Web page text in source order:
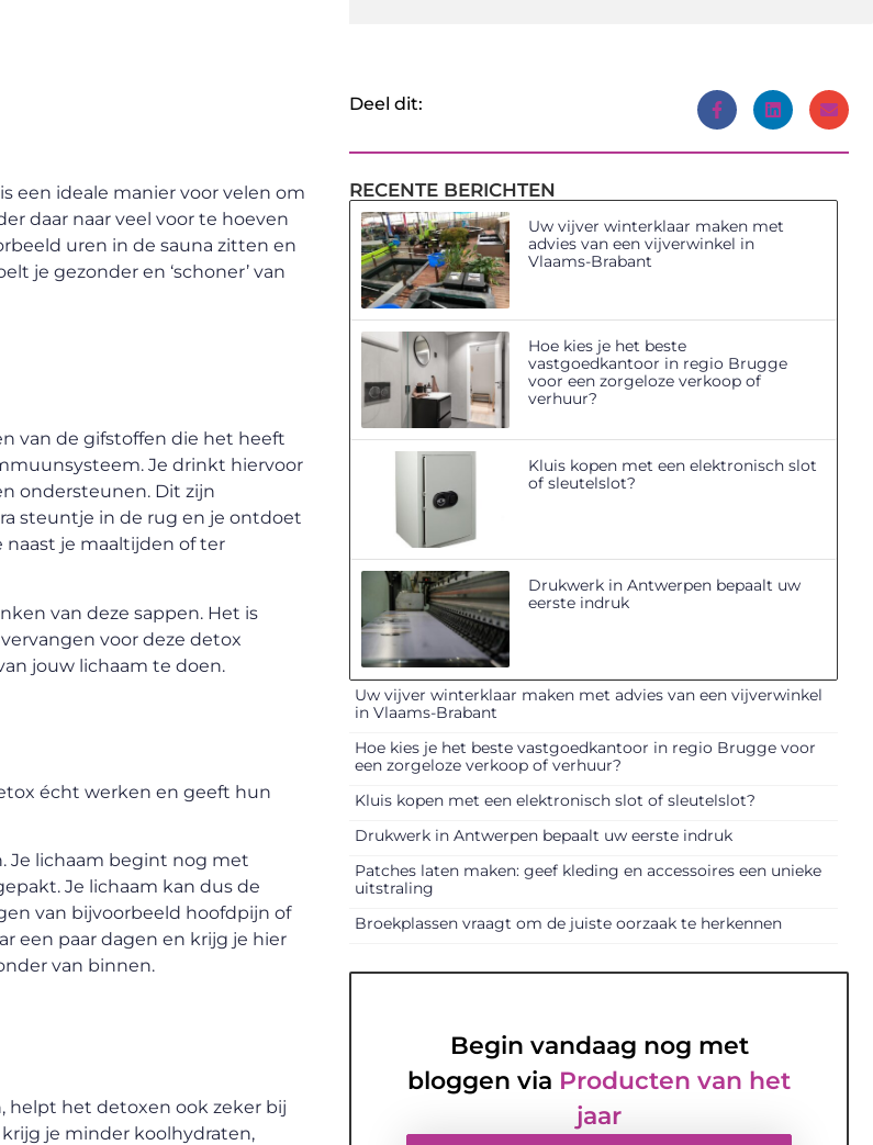
een ideale manier voor velen om
daar naar veel voor te hoeven
uren in de sauna zitten en
je gezonder en ‘schoner’ van
van de gifstoffen die het heeft
Je drinkt hiervoor
ondersteunen. Dit zijn
steuntje in de rug en je ontdoet
naast je maaltijden of ter
van deze sappen. Het is
voor deze detox
jouw lichaam te doen.
écht werken en geeft hun
Je lichaam begint nog met
Je lichaam kan dus de
van bijvoorbeeld hoofdpijn of
een paar dagen en krijg je hier
van binnen.
helpt het detoxen ook zeker bij
je minder koolhydraten,
Deel dit:
RECENTE BERICHTEN
Uw vijver winterklaar maken met
advies van een vijverwinkel in
Vlaams-Brabant
Hoe kies je het beste
vastgoedkantoor in regio Brugge
voor een zorgeloze verkoop of
verhuur?
Kluis kopen met een elektronisch slot
of sleutelslot?
Drukwerk in Antwerpen bepaalt uw
eerste indruk
Uw vijver winterklaar maken met advies van een vijverwinkel
in Vlaams-Brabant
Hoe kies je het beste vastgoedkantoor in regio Brugge voor
een zorgeloze verkoop of verhuur?
Kluis kopen met een elektronisch slot of sleutelslot?
Drukwerk in Antwerpen bepaalt uw eerste indruk
Patches laten maken: geef kleding en accessoires een unieke
uitstraling
Broekplassen vraagt om de juiste oorzaak te herkennen
Begin vandaag nog met
bloggen via Producten van het
jaar